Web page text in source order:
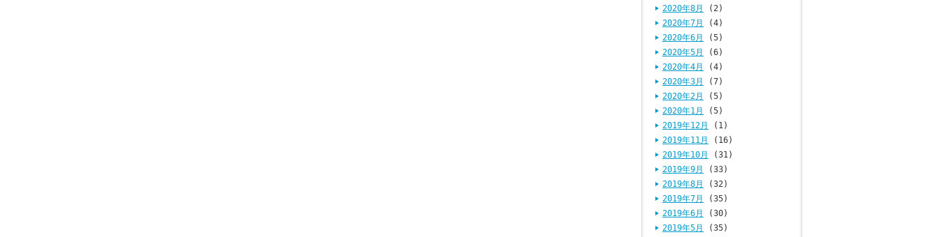
2020年8月
(2)
2020年7月
(4)
2020年6月
(5)
2020年5月
(6)
2020年4月
(4)
2020年3月
(7)
2020年2月
(5)
2020年1月
(5)
2019年12月
(1)
2019年11月
(16)
2019年10月
(31)
2019年9月
(33)
2019年8月
(32)
2019年7月
(35)
2019年6月
(30)
2019年5月
(35)